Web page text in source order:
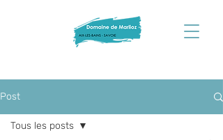
Post
Tous les posts